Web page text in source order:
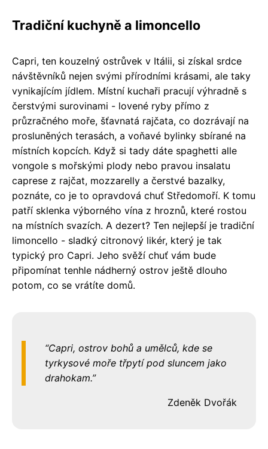
Tradiční kuchyně a limoncello
Capri, ten kouzelný ostrůvek v Itálii, si získal srdce
návštěvníků nejen svými přírodními krásami, ale taky
vynikajícím jídlem. Místní kuchaři pracují výhradně s
čerstvými surovinami - lovené ryby přímo z
průzračného moře, šťavnatá rajčata, co dozrávají na
prosluněných terasách, a voňavé bylinky sbírané na
místních kopcích. Když si tady dáte spaghetti alle
vongole s mořskými plody nebo pravou insalatu
caprese z rajčat, mozzarelly a čerstvé bazalky,
poznáte, co je to opravdová chuť Středomoří. K tomu
patří sklenka výborného vína z hroznů, které rostou
na místních svazích. A dezert? Ten nejlepší je tradiční
limoncello - sladký citronový likér, který je tak
typický pro Capri. Jeho svěží chuť vám bude
připomínat tenhle nádherný ostrov ještě dlouho
potom, co se vrátíte domů.
Capri, ostrov bohů a umělců, kde se
tyrkysové moře třpytí pod sluncem jako
drahokam.
Zdeněk Dvořák